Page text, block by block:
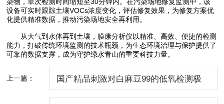
染物，单次检测时间缩短至30分钟内。在污染场地修复监测中，该
设备可实时跟踪土壤VOCs浓度变化，评估修复效果，为修复方案优
化提供精准数据，推动污染场地安全再利用。​
从大气到水体再到土壤，膜康分析仪以精准、高效、便捷的检测
能力，打破传统环境监测的技术瓶颈，为生态环境治理与保护提供了
可靠的数据支撑，成为守护绿水青山的重要科技力量。
上一篇： 国产精品刺激对白麻豆99的低氧检测极